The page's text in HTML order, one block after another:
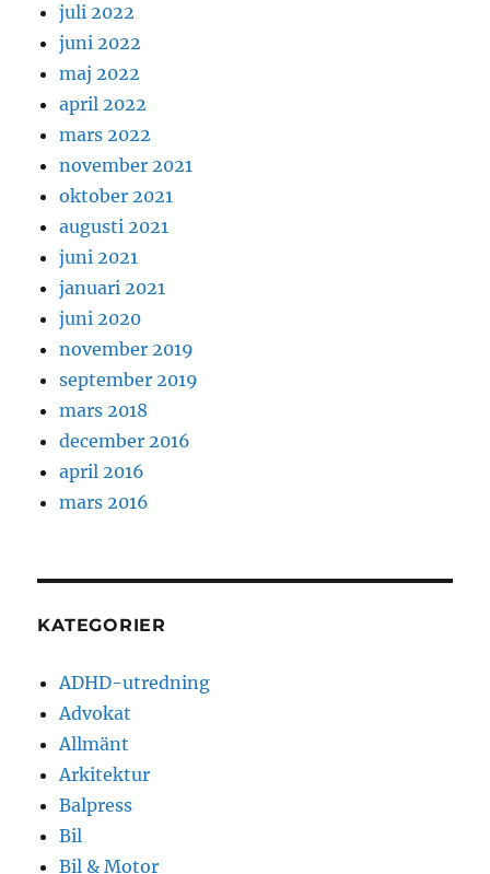
juli 2022
juni 2022
maj 2022
april 2022
mars 2022
november 2021
oktober 2021
augusti 2021
juni 2021
januari 2021
juni 2020
november 2019
september 2019
mars 2018
december 2016
april 2016
mars 2016
KATEGORIER
ADHD-utredning
Advokat
Allmänt
Arkitektur
Balpress
Bil
Bil & Motor